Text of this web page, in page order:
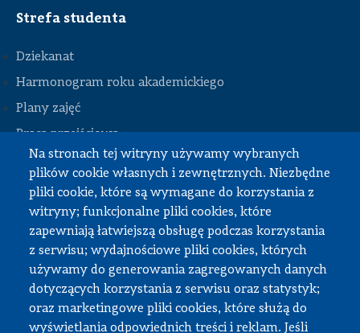
Na stronach tej witryny używamy wybranych
plików cookie własnych i zewnętrznych. Niezbędne
pliki cookie, które są wymagane do korzystania z
witryny; funkcjonalne pliki cookies, które
zapewniają łatwiejszą obsługę podczas korzystania
z serwisu; wydajnościowe pliki cookies, których
używamy do generowania zagregowanych danych
dotyczących korzystania z serwisu oraz statystyk;
oraz marketingowe pliki cookies, które służą do
wyświetlania odpowiednich treści i reklam. Jeśli
STOPKA
Strefa studenta
Dziekanat
Harmonogram roku akademickiego
Plany zajęć
Praca przejściowa
Praca dyplomowa
Praktyki studenckie
Dokumenty do pobrania
Strefa pracownika
APD